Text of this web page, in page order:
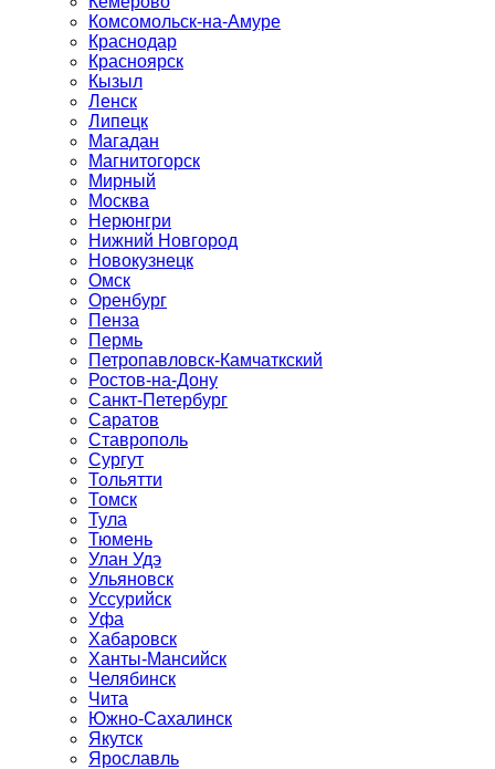
Комсомольск-на-Амуре
Краснодар
Красноярск
Кызыл
Ленск
Липецк
Магадан
Магнитогорск
Мирный
Москва
Нерюнгри
Нижний Новгород
Новокузнецк
Омск
Оренбург
Пенза
Пермь
Петропавловск-Камчаткский
Ростов-на-Дону
Санкт-Петербург
Саратов
Ставрополь
Сургут
Тольятти
Томск
Тула
Тюмень
Улан Удэ
Ульяновск
Уссурийск
Уфа
Хабаровск
Ханты-Мансийск
Челябинск
Чита
Южно-Cахалинск
Якутск
Ярославль